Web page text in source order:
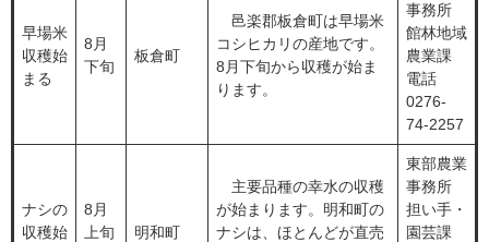
早場米
収穫始
まる
8月
下旬
板倉町
邑楽郡板倉町は早場米
コシヒカリの産地です。
8月下旬から収穫が始ま
ります。
事務所
館林地域
農業課
電話
0276-
74-2257
ナシの
収穫始
8月
上旬
明和町
主要品種の幸水の収穫
が始まります。明和町の
ナシは、ほとんどが直売
東部農業
事務所
担い手・
園芸課